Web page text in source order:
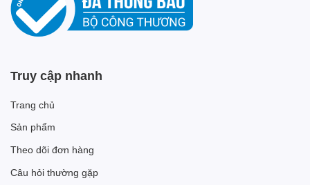
Truy cập nhanh
Trang chủ
Sản phẩm
Theo dõi đơn hàng
Câu hỏi thường gặp